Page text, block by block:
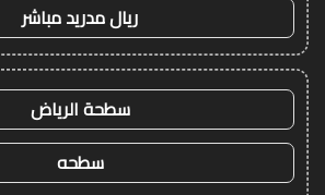
ريال مدريد مباشر
سطحة الرياض
سطحه